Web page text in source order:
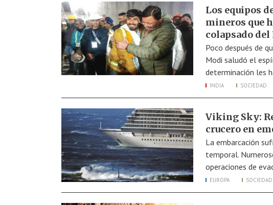
Los equipos
mineros que
colapsado
Poco después de
Modi saludó el
determinación les
INDIA SOCIEDAD
Viking Sky:
crucero en
La embarcación
temporal.
operaciones de
EUROPA SOCIEDAD